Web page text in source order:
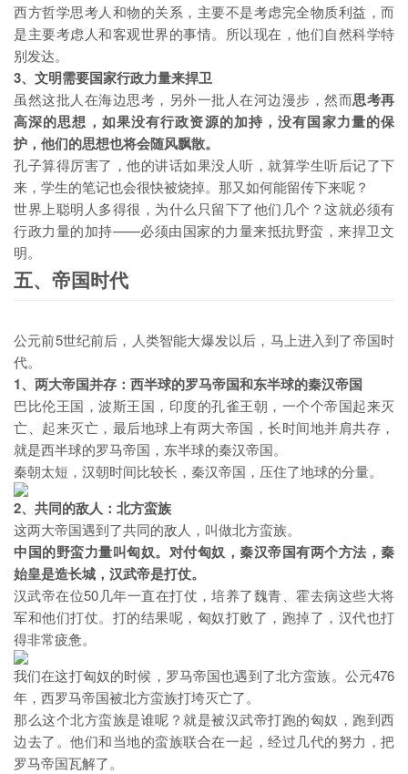
西方哲学思考人和物的关系，主要不是考虑完全物质利益，而
是主要考虑人和客观世界的事情。所以现在，他们自然科学特
别发达。
3、文明需要国家行政力量来捍卫
虽然这批人在海边思考，另外一批人在河边漫步，然而思考再
高深的思想，如果没有行政资源的加持，没有国家力量的保
护，他们的思想也将会随风飘散。
孔子算得厉害了，他的讲话如果没人听，就算学生听后记了下
来，学生的笔记也会很快被烧掉。那又如何能留传下来呢？
世界上聪明人多得很，为什么只留下了他们几个？这就必须有
行政力量的加持——必须由国家的力量来抵抗野蛮，来捍卫文
明。
五、帝国时代
公元前5世纪前后，人类智能大爆发以后，马上进入到了帝国时
代。
1、两大帝国并存： 西半球的罗马帝国和东半球的秦汉帝国
巴比伦王国，波斯王国，印度的孔雀王朝，一个个帝国起来灭
亡、起来灭亡，最后地球上有两大帝国，长时间地并肩共存，
就是西半球的罗马帝国，东半球的秦汉帝国。
秦朝太短，汉朝时间比较长，秦汉帝国，压住了地球的分量。
2、共同的敌人： 北方蛮族
这两大帝国遇到了共同的敌人，叫做北方蛮族。
中国的野蛮力量叫匈奴。 对付匈奴，秦汉帝国有两个方法，秦
始皇是造长城，汉武帝是打仗。
汉武帝在位50几年一直在打仗，培养了魏青、霍去病这些大将
军和他们打仗。打的结果呢，匈奴打败了，跑掉了，汉代也打
得非常疲惫。
我们在这打匈奴的时候，罗马帝国也遇到了北方蛮族。公元476
年，西罗马帝国被北方蛮族打垮灭亡了。
那么这个北方蛮族是谁呢？就是被汉武帝打跑的匈奴，跑到西
边去了。他们和当地的蛮族联合在一起，经过几代的努力，把
罗马帝国瓦解了。